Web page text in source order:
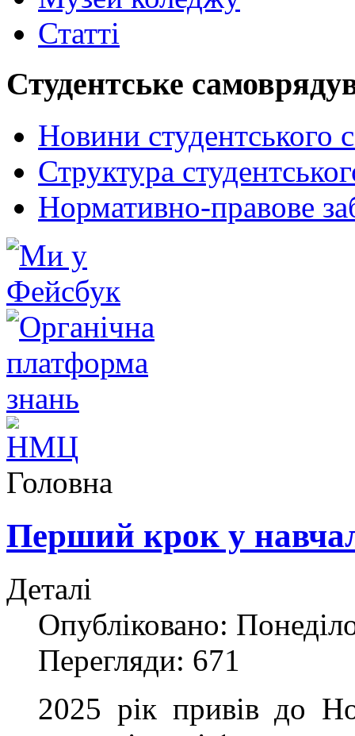
Статті
Студентське
Новини студентського
Структура
Нормативно-правове
Головна
Перший крок у
Деталі
Опубліковано:
Перегляди: 671
2025 рік привів до